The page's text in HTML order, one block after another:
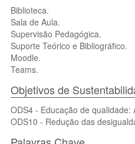
Biblioteca.
Sala de Aula.
Supervisão Pedagógica.
Suporte Teórico e Bibliográfico.
Moodle.
Teams.
Objetivos de
ODS4 - Educação de
ODS10 - Redução das